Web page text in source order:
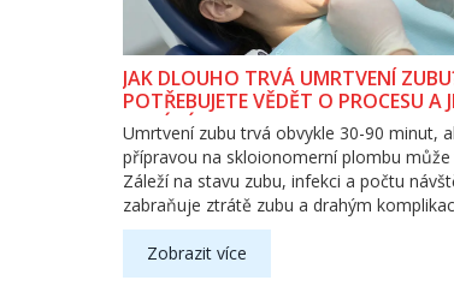
JAK DLOUHO TRVÁ UMRTVENÍ
POTŘEBUJETE VĚDĚT O PROCESU A
TRVÁNÍ
Umrtvení zubu trvá obvykle 30-90 minut,
přípravou na skloionomerní plombu
Záleží na stavu zubu, infekci a počtu
zabraňuje ztrátě zubu a drahým
Zobrazit více